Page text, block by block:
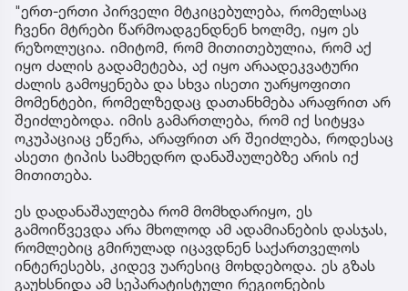
"ერთ-ერთი პირველი მტკიცებულება, რომელსაც
ჩვენი მტრები წარმოადგენდნენ ხოლმე, იყო ეს
რეზოლუცია. იმიტომ, რომ მითითებულია, რომ აქ
იყო ძალის გადამეტება, აქ იყო არაადეკვატური
ძალის გამოყენება და სხვა ისეთი უარყოფითი
მომენტები, რომელზედაც დათანხმება არაფრით არ
შეიძლებოდა. იმის გამართლება, რომ იქ სიტყვა
ოკუპაციაც ეწერა, არაფრით არ შეიძლება, როდესაც
ასეთი ტიპის სამხედრო დანაშაულებზე არის იქ
მითითება.
ეს დადანაშაულება რომ მომხდარიყო, ეს
გამოიწვევდა არა მხოლოდ ამ ადამიანების დასჯას,
რომლებიც გმირულად იცავდნენ საქართველოს
ინტერესებს, კიდევ უარესიც მოხდებოდა. ეს გზას
გაუხსნიდა ამ სეპარატისტული რეგიონების